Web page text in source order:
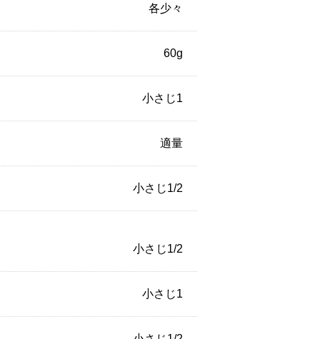
各少々
60g
小さじ1
適量
小さじ1/2
小さじ1/2
小さじ1